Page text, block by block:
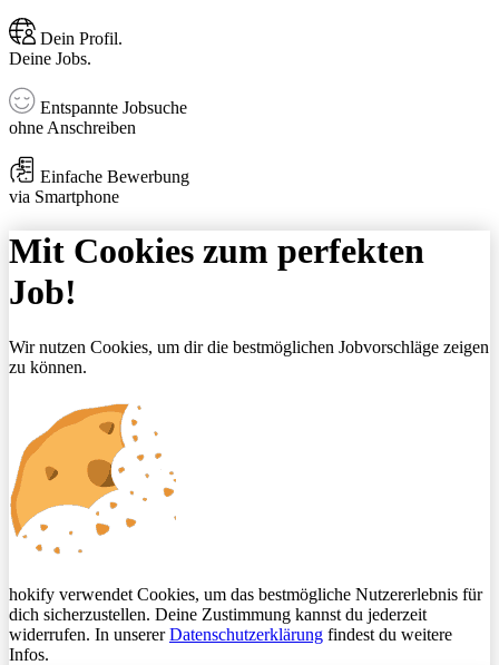
Dein Profil.
Deine Jobs.
Entspannte Jobsuche
ohne Anschreiben
Einfache Bewerbung
via Smartphone
Mit Cookies zum perfekten
Job!
Wir nutzen Cookies, um dir die bestmöglichen Jobvorschläge zeigen
zu können.
hokify verwendet Cookies, um das bestmögliche Nutzererlebnis für
dich sicherzustellen. Deine Zustimmung kannst du jederzeit
widerrufen. In unsererDatenschutzerklärung findest du weitere
Infos.